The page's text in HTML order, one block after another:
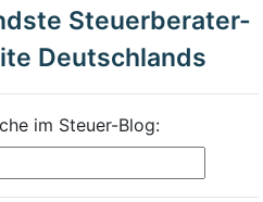
Steuerberater-
Deutschlands
im Steuer-Blog: